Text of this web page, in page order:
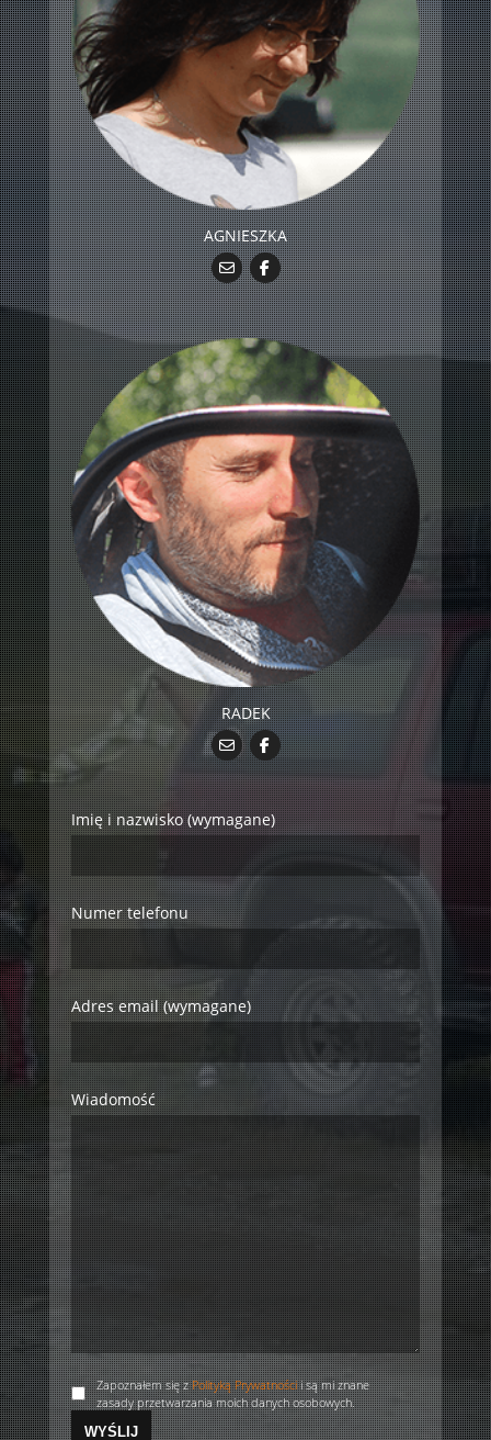
AGNIESZKA
RADEK
Imię i nazwisko (wymagane)
Numer telefonu
Adres email (wymagane)
Wiadomość
Zapoznałem się zPolityką Prywatnościi są mi znane
zasady przetwarzania moich danych osobowych.